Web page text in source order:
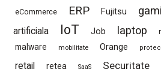
eCommerce ERP Fujitsu
artificiala
IoT Job laptop
malware mobilitate Orange
retail retea SaaS Securitate